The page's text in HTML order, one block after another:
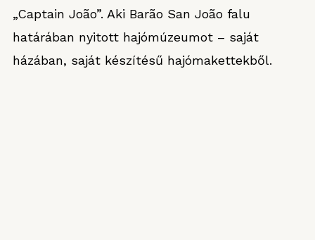
„Captain João”. Aki Barão San João falu
határában nyitott hajómúzeumot – saját
házában, saját készítésű hajómakettekből.